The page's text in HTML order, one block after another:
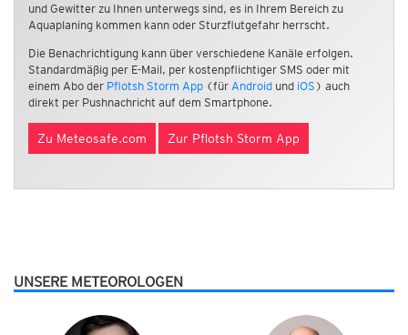
und Gewitter zu Ihnen unterwegs sind, es in Ihrem Bereich zu
Aquaplaning kommen kann oder Sturzflutgefahr herrscht.
Die Benachrichtigung kann über verschiedene Kanäle erfolgen.
Standardmäßig per E-Mail, per kostenpflichtiger SMS oder mit
einem Abo der Pflotsh Storm App (für Android und iOS ) auch
direkt per Pushnachricht auf dem Smartphone.
Zu Meteosafe.com Zur Pflotsh Storm App
UNSERE METEOROLOGEN